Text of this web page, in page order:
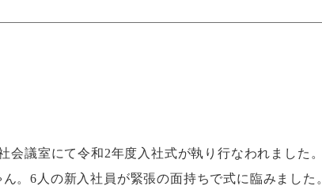
会議室にて令和2年度入社式が執り行なわれました
。6人の新入社員が緊張の面持ちで式に臨みました